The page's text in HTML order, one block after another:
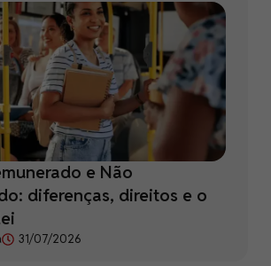
e Não
diferenças, direitos e o
31/07/2026